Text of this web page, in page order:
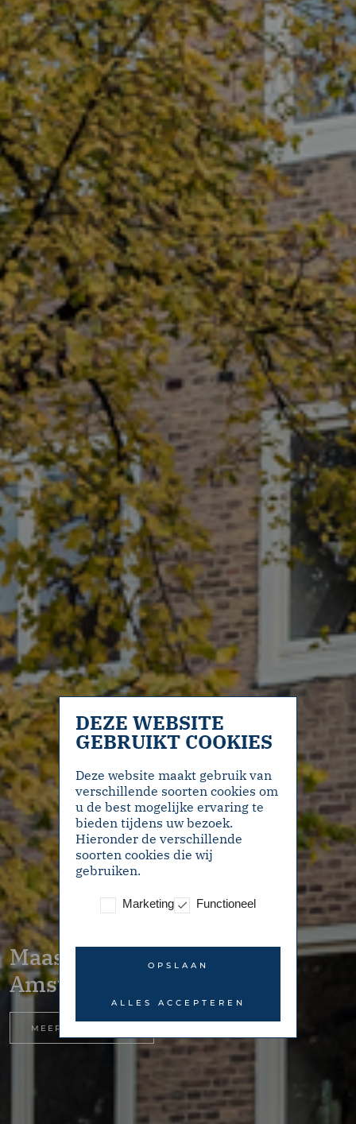
Maasstraat 198II –
Amsterdam
MEER INFORMATIE
DEZE WEBSITE
GEBRUIKT COOKIES
Deze website maakt gebruik van
verschillende soorten cookies om
u de best mogelijke ervaring te
bieden tijdens uw bezoek.
Hieronder de verschillende
soorten cookies die wij
gebruiken.
Marketing Functioneel
OPSLAAN
ALLES ACCEPTEREN